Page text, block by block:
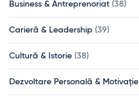
Business & Antreprenoriat (38)
Carieră & Leadership (39)
Cultură & Istorie (38)
Dezvoltare Personală & Motivație